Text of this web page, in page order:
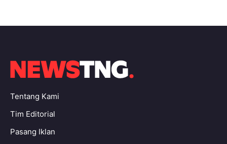
Tentang Kami
Tim Editorial
Pasang Iklan